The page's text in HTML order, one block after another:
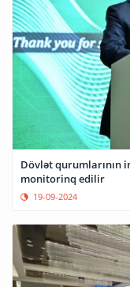
Dövlət qurumlarının
monitorinq edilir
19-09-2024